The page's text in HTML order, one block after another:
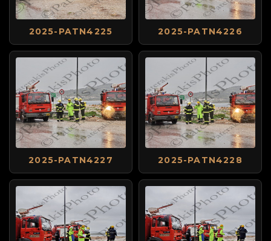
2025-PATN4225 2025-PATN4226
2025-PATN4227 2025-PATN4228